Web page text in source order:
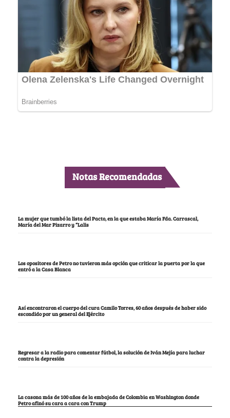
Notas Recomendadas
La mujer que tumbó la lista del Pacto, en la que estaba María Fda. Carrascal,
María del Mar Pizarro y “Lalis
Los opositores de Petro no tuvieron más opción que criticar la puerta por la que
entró a la Casa Blanca
Así encontraron el cuerpo del cura Camilo Torres, 60 años después de haber sido
escondido por un general del Ejército
Regresar a la radio para comentar fútbol, la solución de Iván Mejía para luchar
contra la depresión
La casona más de 100 años de la embajada de Colombia en Washington donde
Petro afinó su cara a cara con Trump